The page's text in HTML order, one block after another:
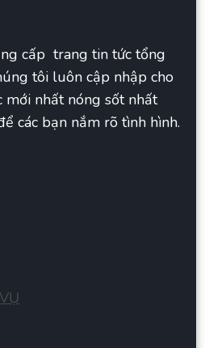
cấp trang tin tức tổng
tôi luôn cập nhập cho
mới nhất nóng sốt nhất
các bạn nắm rõ tình hình.